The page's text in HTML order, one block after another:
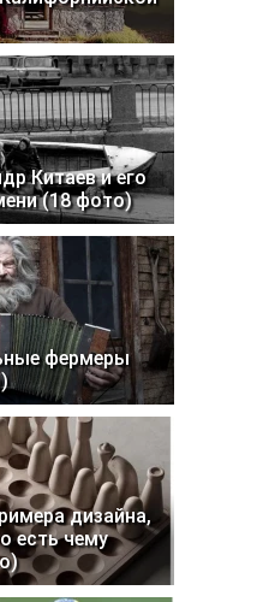
Китаев и его
(18 фото)
фермеры
дизайна,
есть чему